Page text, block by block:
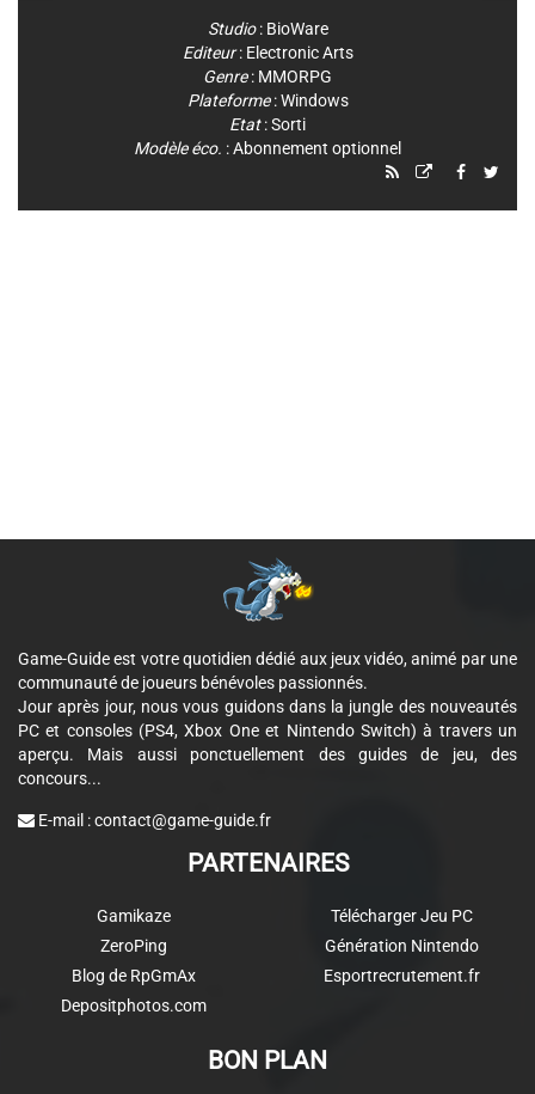
Studio: BioWare
Editeur: Electronic Arts
Genre: MMORPG
Plateforme:Windows
Etat: Sorti
Modèle éco. : Abonnement optionnel
Game-Guide est votre quotidien dédié aux jeux vidéo, animé par une
communauté de joueurs bénévoles passionnés.
Jour après jour, nous vous guidons dans la jungle des nouveautés
PC et consoles (PS4, Xbox One et Nintendo Switch) à travers un
aperçu. Mais aussi ponctuellement des guides de jeu, des
concours...
E-mail :contact@game-guide.fr
PARTENAIRES
Gamikaze
ZeroPing
Blog de RpGmAx
Depositphotos.com
Télécharger Jeu PC
Génération Nintendo
Esportrecrutement.fr
BON PLAN